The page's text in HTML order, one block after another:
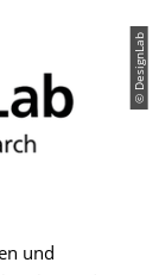
© DesignLab
und